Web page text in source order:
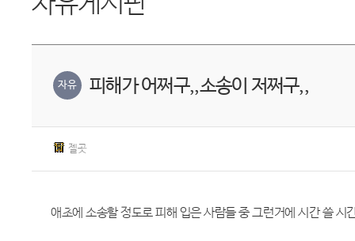
자유 피해가 어쩌구,,소송이 저쩌구,,
젤곳
애초에 소송할 정도로 피해 입은 사람들 중 그런거에 시간 쓸 시